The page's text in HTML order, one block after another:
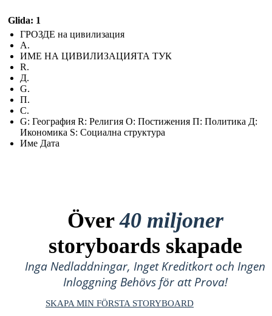
Glida: 1
ГРОЗДЕ на цивилизация
А.
ИМЕ НА ЦИВИЛИЗАЦИЯТА ТУК
R.
Д.
G.
П.
С.
G: География R: Религия О: Постижения П: Политика Д:
Икономика S: Социална структура
Име Дата
Över40 miljoner
storyboards skapade
Inga Nedladdningar, Inget Kreditkort och Ingen
Inloggning Behövs för att Prova!
SKAPA MIN FÖRSTA STORYBOARD